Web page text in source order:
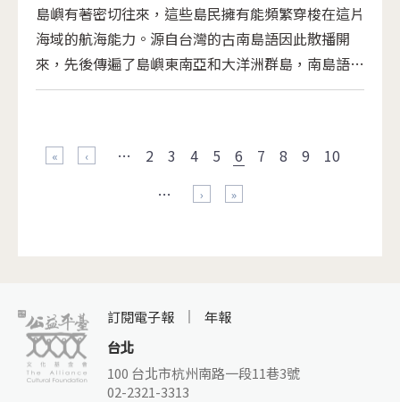
島嶼有著密切往來，這些島民擁有能頻繁穿梭在這片
海域的航海能力。源自台灣的古南島語因此散播開
來，先後傳遍了島嶼東南亞和大洋洲群島，南島語成
為世界上使用人口最龐大的語言，分布在夏威夷、馬
… 2 3 4 5 6 7 8 9
10
…
訂閱電子報
年報
台北
100 台北市杭州南路一段11巷3號
02-2321-3313